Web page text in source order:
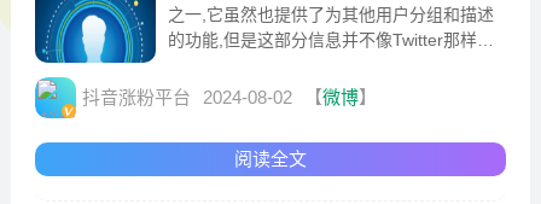
之一,它虽然也提供了为其他用户分组和描述
的功能,但是这部分信息并不像Twitter那样是
抖音涨粉平台 2024-08-02 【微博】
阅读全文